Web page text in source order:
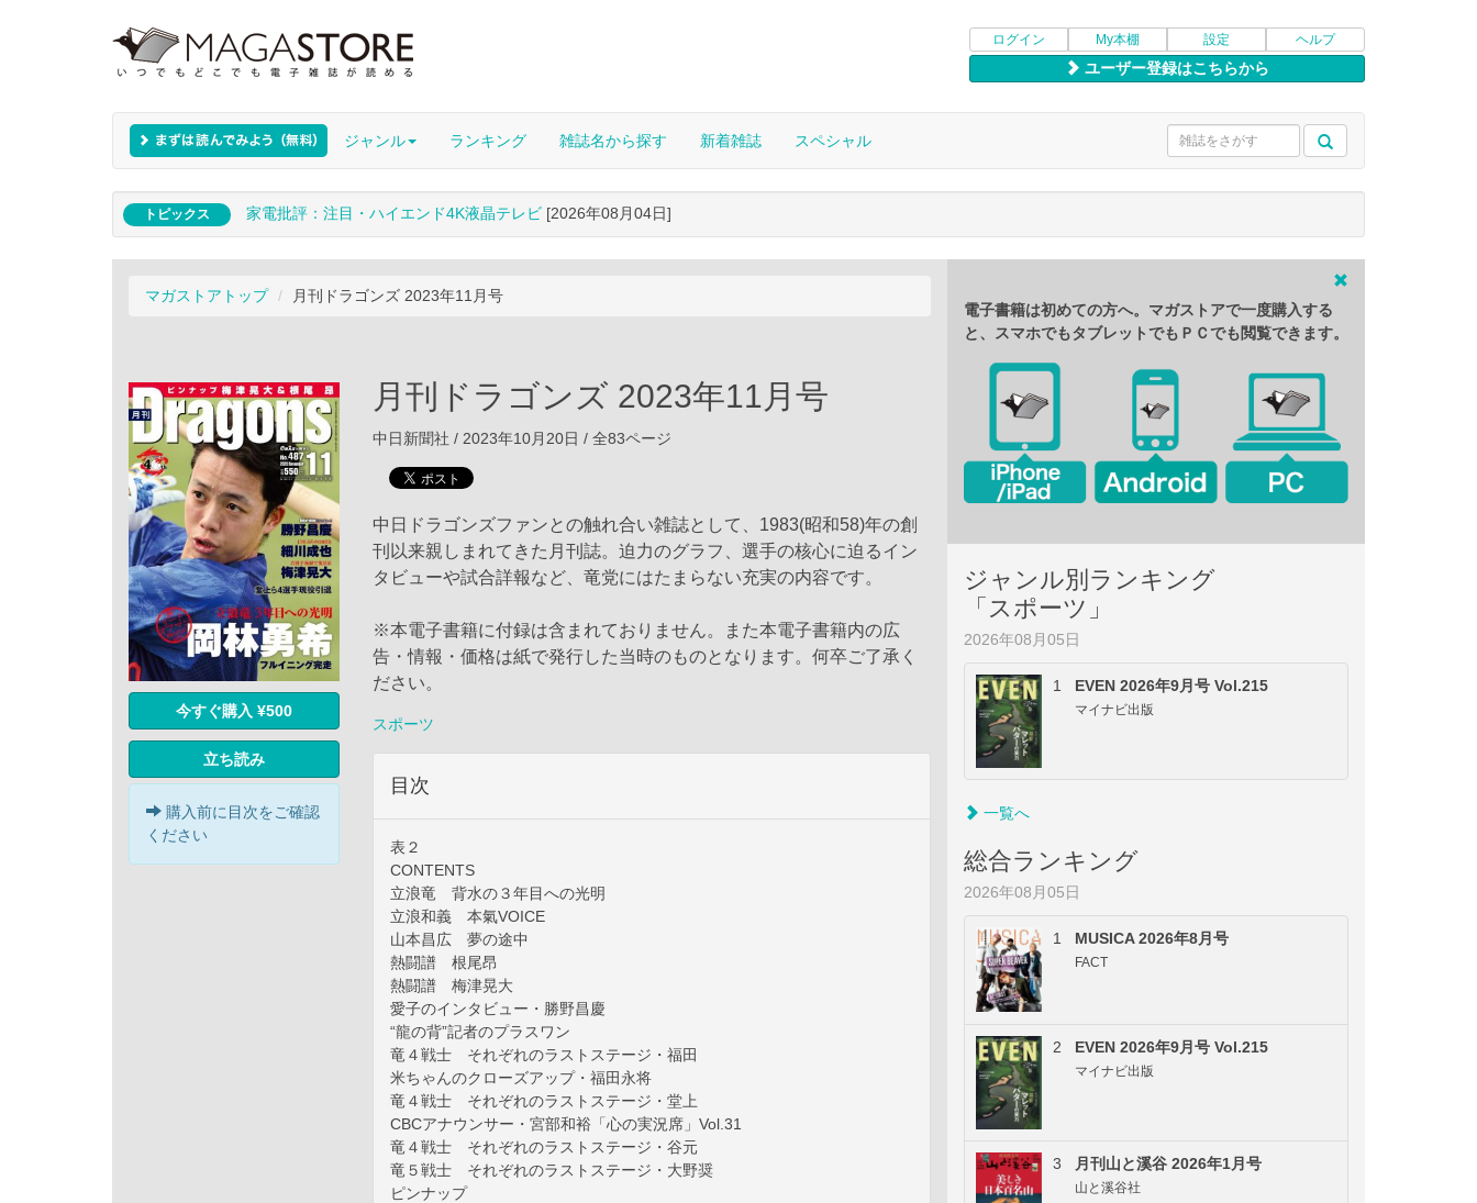
ログイン My本棚 設定 ヘルプ
ユーザー登録はこちらから
ジャンル ランキング 雑誌名から探す 新着雑誌 スペシャル
トピックス 家電批評：注目・ハイエンド4K液晶テレビ [2026年08月04日]
マガストアトップ 月刊ドラゴンズ 2023年11月号
今すぐ購入 ¥500
立ち読み
購入前に目次をご確認
ください
月刊ドラゴンズ 2023年11月号
中日新聞社 / 2023年10月20日 / 全83ページ
中日ドラゴンズファンとの触れ合い雑誌として、1983(昭和58)年の創
刊以来親しまれてきた月刊誌。迫力のグラフ、選手の核心に迫るイン
タビューや試合詳報など、竜党にはたまらない充実の内容です。
※本電子書籍に付録は含まれておりません。また本電子書籍内の広
告・情報・価格は紙で発行した当時のものとなります。何卒ご了承く
ださい。
スポーツ
目次
表２
CONTENTS
立浪竜 背水の３年目への光明
立浪和義 本氣VOICE
山本昌広 夢の途中
熱闘譜 根尾昂
熱闘譜 梅津晃大
愛子のインタビュー・勝野昌慶
“龍の背”記者のプラスワン
竜４戦士 それぞれのラストステージ・福田
米ちゃんのクローズアップ・福田永将
竜４戦士 それぞれのラストステージ・堂上
CBCアナウンサー・宮部和裕「心の実況席」Vol.31
竜４戦士 それぞれのラストステージ・谷元
竜５戦士 それぞれのラストステージ・大野奨
ピンナップ
電子書籍は初めての方へ。マガストアで一度購入する
と、スマホでもタブレットでもＰＣでも閲覧できます。
ジャンル別ランキング
「スポーツ」
2026年08月05日
1 EVEN 2026年9月号 Vol.215
マイナビ出版
一覧へ
総合ランキング
2026年08月05日
1 MUSICA 2026年8月号
FACT
2 EVEN 2026年9月号 Vol.215
マイナビ出版
3 月刊山と溪谷 2026年1月号
山と溪谷社